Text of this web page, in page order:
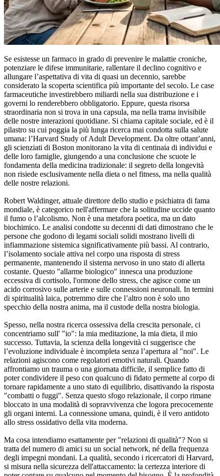
Se esistesse un farmaco in grado di prevenire le malattie croniche,
potenziare le difese immunitarie, rallentare il declino cognitivo e
allungare l’aspettativa di vita di quasi un decennio, sarebbe
considerato la scoperta scientifica più importante del secolo. Le case
farmaceutiche investirebbero miliardi nella sua distribuzione e i
governi lo renderebbero obbligatorio. Eppure, questa risorsa
straordinaria non si trova in una capsula, ma nella trama invisibile
delle nostre interazioni quotidiane. Si chiama capitale sociale, ed è il
pilastro su cui poggia la più lunga ricerca mai condotta sulla salute
umana: l’Harvard Study of Adult Development. Da oltre ottant’anni,
gli scienziati di Boston monitorano la vita di centinaia di individui e
delle loro famiglie, giungendo a una conclusione che scuote le
fondamenta della medicina tradizionale: il segreto della longevità
non risiede esclusivamente nella dieta o nel fitness, ma nella qualità
delle nostre relazioni.
Robert Waldinger, attuale direttore dello studio e psichiatra di fama
mondiale, è categorico nell'affermare che la solitudine uccide quanto
il fumo o l’alcolismo. Non è una metafora poetica, ma un dato
biochimico. Le analisi condotte su decenni di dati dimostrano che le
persone che godono di legami sociali solidi mostrano livelli di
infiammazione sistemica significativamente più bassi. Al contrario,
l’isolamento sociale attiva nel corpo una risposta di stress
permanente, mantenendo il sistema nervoso in uno stato di allerta
costante. Questo "allarme biologico" innesca una produzione
eccessiva di cortisolo, l'ormone dello stress, che agisce come un
acido corrosivo sulle arterie e sulle connessioni neuronali. In termini
di spiritualità laica, potremmo dire che l’altro non è solo uno
specchio della nostra anima, ma il custode della nostra biologia.
Spesso, nella nostra ricerca ossessiva della crescita personale, ci
concentriamo sull' "io": la mia meditazione, la mia dieta, il mio
successo. Tuttavia, la scienza della longevità ci suggerisce che
l’evoluzione individuale è incompleta senza l’apertura al "noi". Le
relazioni agiscono come regolatori emotivi naturali. Quando
affrontiamo un trauma o una giornata difficile, il semplice fatto di
poter condividere il peso con qualcuno di fidato permette al corpo di
tornare rapidamente a uno stato di equilibrio, disattivando la risposta
"combatti o fuggi". Senza questo sfogo relazionale, il corpo rimane
bloccato in una modalità di sopravvivenza che logora precocemente
gli organi interni. La connessione umana, quindi, è il vero antidoto
allo stress ossidativo della vita moderna.
Ma cosa intendiamo esattamente per "relazioni di qualità"? Non si
tratta del numero di amici su un social network, né della frequenza
degli impegni mondani. La qualità, secondo i ricercatori di Harvard,
si misura nella sicurezza dell'attaccamento: la certezza interiore di